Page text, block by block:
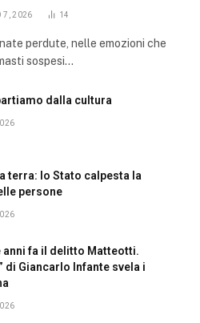
7, 2026 14
perdute, nelle emozioni che
sospesi…
dalla cultura
terra: lo Stato calpesta la
persone
anni fa il delitto Matteotti.
di Giancarlo Infante svela i